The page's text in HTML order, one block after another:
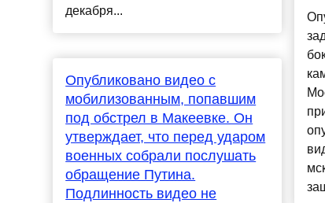
декабря...
Опубликовано видео с
мобилизованным, попавшим
под обстрел в Макеевке. Он
утверждает, что перед ударом
военных собрали послушать
обращение Путина.
Подлинность видео не